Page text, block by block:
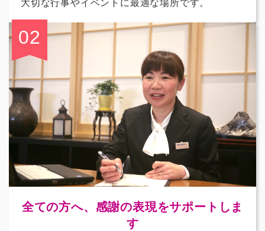
大切な行事やイベントに最適な場所です。
全ての方へ、感謝の表現をサポートしま
す